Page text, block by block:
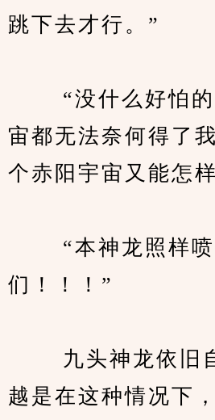
跳下去才行。”
“没什么好怕的
宙都无法奈何得了
个赤阳宇宙又能怎
“本神龙照样喷
们！！！”
九头神龙依旧自
越是在这种情况下